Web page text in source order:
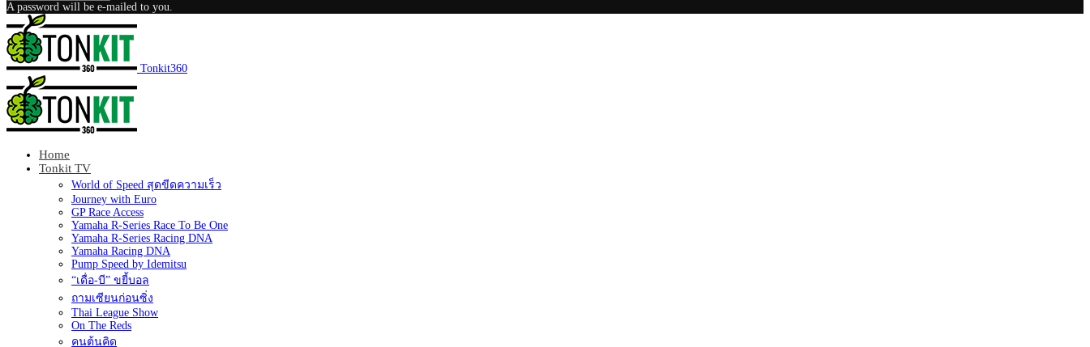
A password will be e-mailed to you.
Tonkit360
Home
Tonkit TV
World of Speed สุดขีดความเร็ว
Journey with Euro
GP Race Access
Yamaha R-Series Race To Be One
Yamaha R-Series Racing DNA
Yamaha Racing DNA
Pump Speed by Idemitsu
“เดื่อ-บี” ขยี้บอล
ถามเซียนก่อนซิ่ง
Thai League Show
On The Reds
คนต้นคิด